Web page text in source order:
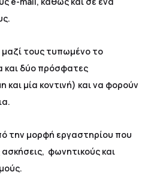
τους τυπωμένο το
και δύο πρόσφατες
μία κοντινή) και να φορούν
την μορφή εργαστηρίου που
φωνητικούς και